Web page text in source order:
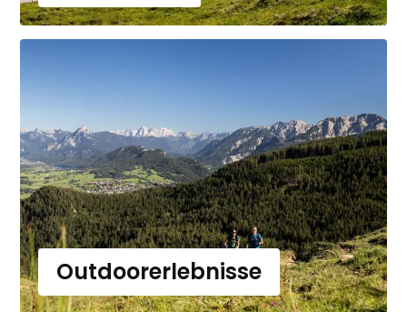
Outdoorerlebnisse